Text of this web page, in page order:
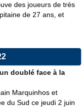
des joueurs de très
de 27 ans, et
doublé face à la
Marquinhos et
du Sud ce jeudi 2 juin